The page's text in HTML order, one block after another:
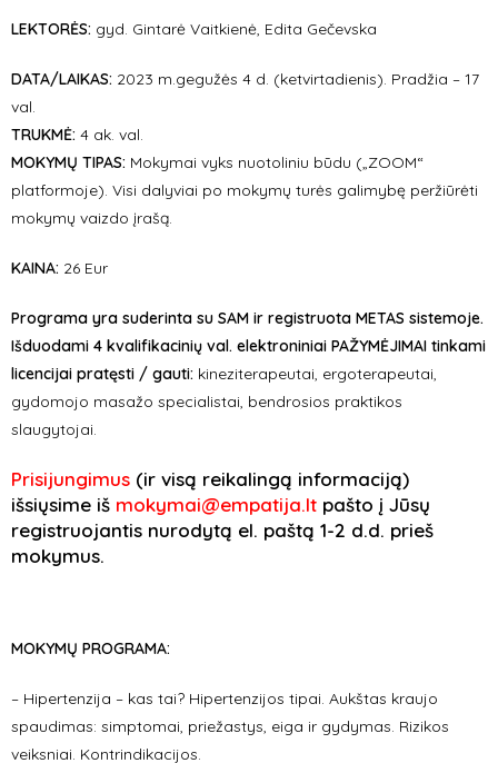
LEKTORĖS: gyd. Gintarė Vaitkienė, Edita Gečevska
DATA/LAIKAS: 2023 m.gegužės 4 d. (ketvirtadienis). Pradžia – 17
val.
TRUKMĖ: 4 ak. val.
MOKYMŲ TIPAS: Mokymai vyks nuotoliniu būdu („ZOOM“
platformoje). Visi dalyviai po mokymų turės galimybę peržiūrėti
mokymų vaizdo įrašą.
KAINA: 26 Eur
Programa yra suderinta su SAM ir registruota METAS sistemoje.
Išduodami 4 kvalifikacinių val. elektroniniai PAŽYMĖJIMAI tinkami
licencijai pratęsti / gauti: kineziterapeutai, ergoterapeutai,
gydomojo masažo specialistai, bendrosios praktikos
slaugytojai.
Prisijungimus (ir visą reikalingą informaciją)
išsiųsime iš mokymai@empatija.lt pašto į Jūsų
registruojantis nurodytą el. paštą 1-2 d.d. prieš
mokymus.
MOKYMŲ PROGRAMA:
– Hipertenzija – kas tai? Hipertenzijos tipai. Aukštas kraujo
spaudimas: simptomai, priežastys, eiga ir gydymas. Rizikos
veiksniai. Kontrindikacijos.